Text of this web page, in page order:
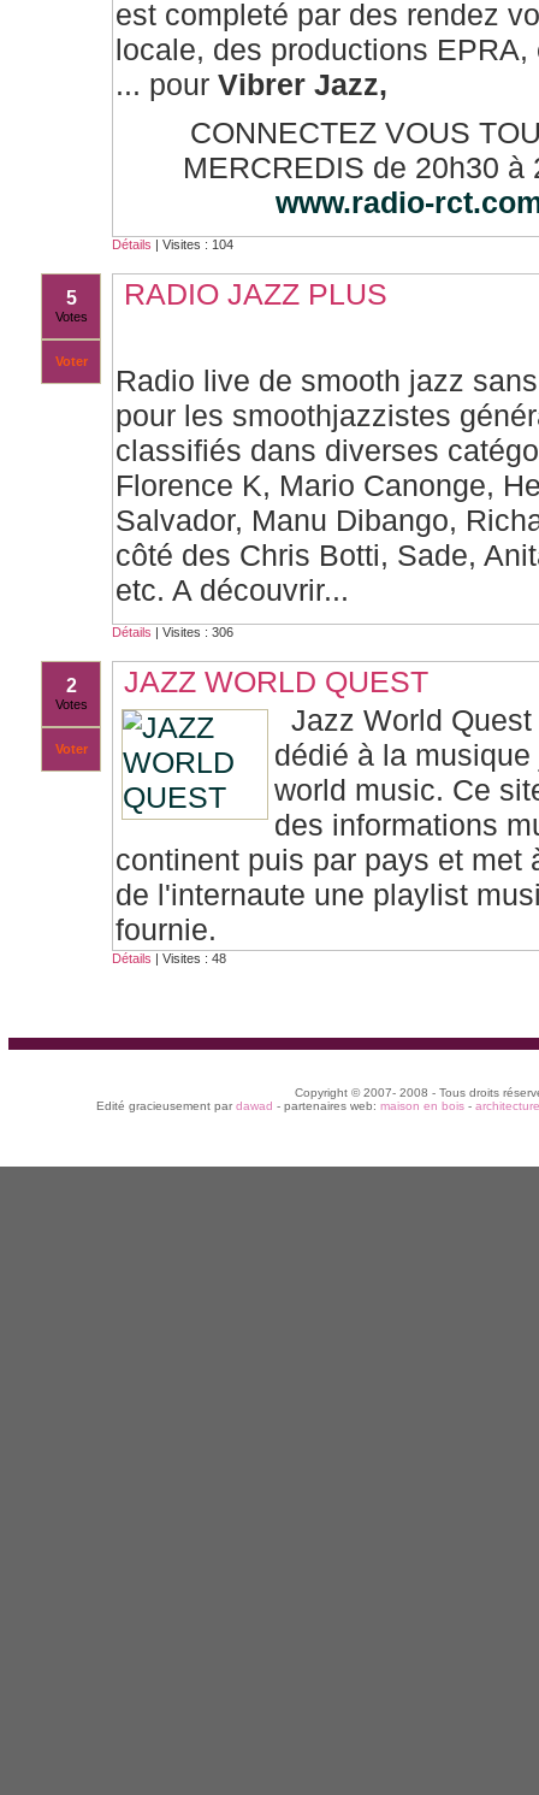
est completé par des rendez
locale, des productions EPRA,
... pour Vibrer Jazz,
CONNECTEZ VOUS
MERCREDIS de 20h30 à
www.radio-
Détails | Visites : 104
5
Votes
Voter
RADIO JAZZ PLUS
Radio live de smooth jazz
pour les smoothjazzistes
classifiés dans diverses
Florence K, Mario Canonge,
Salvador, Manu Dibango,
côté des Chris Botti, Sade,
etc. A découvrir...
Détails | Visites : 306
2
Votes
Voter
JAZZ WORLD QUEST
Jazz World
dédié à la
world music. Ce
des informations
continent puis par pays et met
de l'internaute une playlist
fournie.
Détails | Visites : 48
Copyright © 2007- 2008 - Tous droits
Edité gracieusement par dawad - partenaires web: maison en bois -